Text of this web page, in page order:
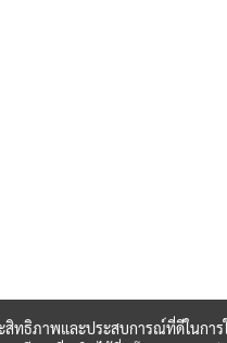
สิทธิภาพและประสบการณ์ที่ดีในการ